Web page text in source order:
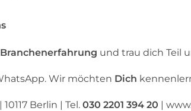
und trau dich Teil
Wir möchten Dich
Berlin | Tel. 030 2201 394 20 |